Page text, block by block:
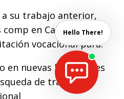
a su trabajo anterior,
en California
vocacional para:
en nuevas habilidades
de trabajo
Hello There!